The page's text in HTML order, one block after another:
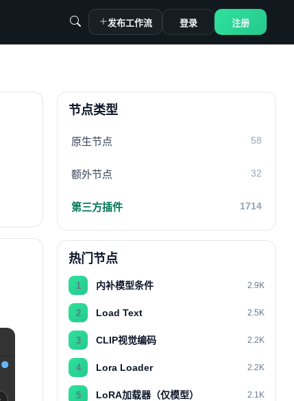
发布工作流 登录 注册
节点类型
原生节点 58
额外节点 32
第三方插件 1714
热门节点
1 内补模型条件 2.9K
2 Load Text 2.5K
3 CLIP视觉编码 2.2K
4 Lora Loader 2.2K
5 LoRA加载器（仅模型） 2.1K